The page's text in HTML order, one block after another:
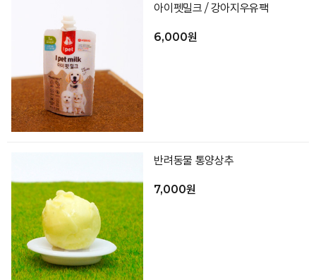
아이펫밀크 / 강아지우유팩
6,000원
반려동물 통양상추
7,000원